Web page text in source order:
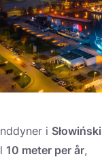
i Słowiński
10 meter per år,